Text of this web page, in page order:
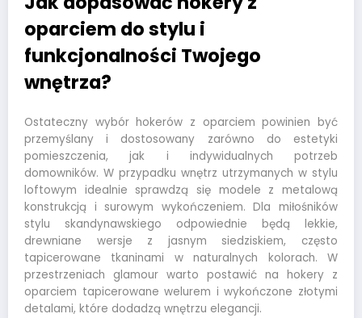
oparciem do stylu i
funkcjonalności Twojego
wnętrza?
Ostateczny wybór hokerów z oparciem powinien być
przemyślany i dostosowany zarówno do estetyki
pomieszczenia, jak i indywidualnych potrzeb
domowników. W przypadku wnętrz utrzymanych w stylu
loftowym idealnie sprawdzą się modele z metalową
konstrukcją i surowym wykończeniem. Dla miłośników
stylu skandynawskiego odpowiednie będą lekkie,
drewniane wersje z jasnym siedziskiem, często
tapicerowane tkaninami w naturalnych kolorach. W
przestrzeniach glamour warto postawić na hokery z
oparciem tapicerowane welurem i wykończone złotymi
detalami, które dodadzą wnętrzu elegancji.